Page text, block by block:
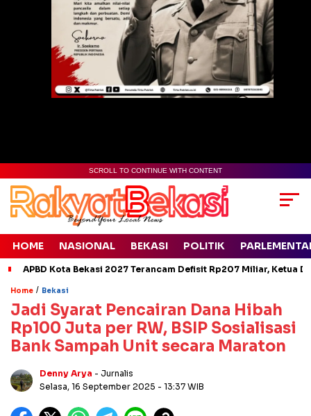
SCROLL TO CONTINUE WITH CONTENT
HOME NASIONAL BEKASI POLITIK
APBD Kota Bekasi 2027 Terancam Defisit Rp207 Miliar, Ketua
Home / Bekasi
Jadi Syarat Pencairan Dana Hibah
Rp100 Juta per RW, BSIP Sosialisasi
Bank Sampah Unit secara Maraton
Denny Arya - Jurnalis
Selasa, 16 September 2025 - 13:37 WIB